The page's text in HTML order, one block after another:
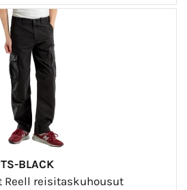
BLACK
Reell reisitaskuhousut